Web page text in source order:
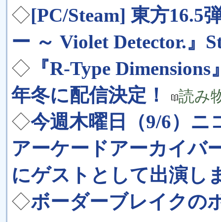
◇[PC/Steam] 東方16.5
ー ～ Violet Detector.』
◇ 『R-Type
年冬に配信決定！
読み
◇今週木曜日（9/6）ニ
アーケードアーカイバ
にゲストとして出演し
◇ボーダーブレイク